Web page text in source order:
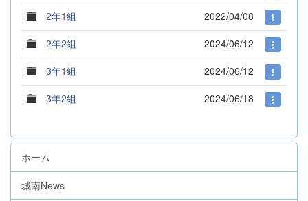
2年1組
2022/04/08
2年2組
2024/06/12
3年1組
2024/06/12
3年2組
2024/06/18
ホーム
城南News